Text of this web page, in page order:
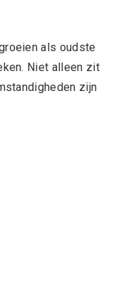
als oudste
Niet alleen zit
zijn